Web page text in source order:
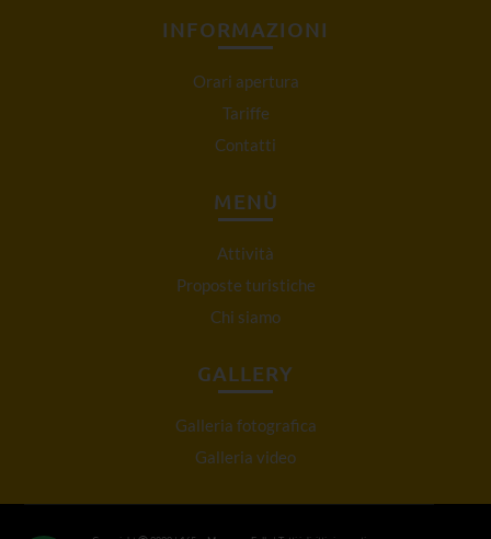
INFORMAZIONI
Orari apertura
Tariffe
Contatti
MENÙ
Attività
Proposte turistiche
Chi siamo
GALLERY
Galleria fotografica
Galleria video